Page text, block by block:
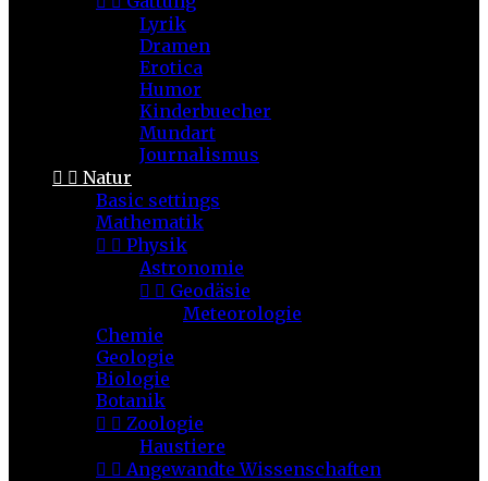
Lyrik
Dramen
Erotica
Humor
Kinderbuecher
Mundart
Journalismus
  Natur
Basic settings
Mathematik
  Physik
Astronomie
  Geodäsie
Meteorologie
Chemie
Geologie
Biologie
Botanik
  Zoologie
Haustiere
  Angewandte Wissenschaften